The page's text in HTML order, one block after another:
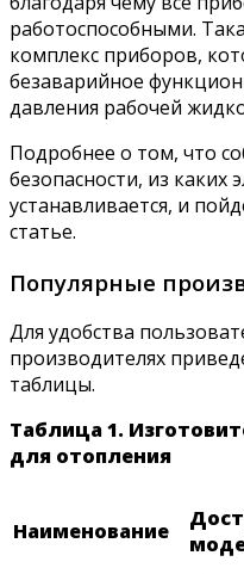
работоспособными.
комплекс приборов,
безаварийное
давления рабочей
Подробнее о том, что
безопасности, из каких
устанавливается, и
статье.
Популярные
Для удобства
производителях
таблицы.
Таблица 1.
для отопления
Наименование